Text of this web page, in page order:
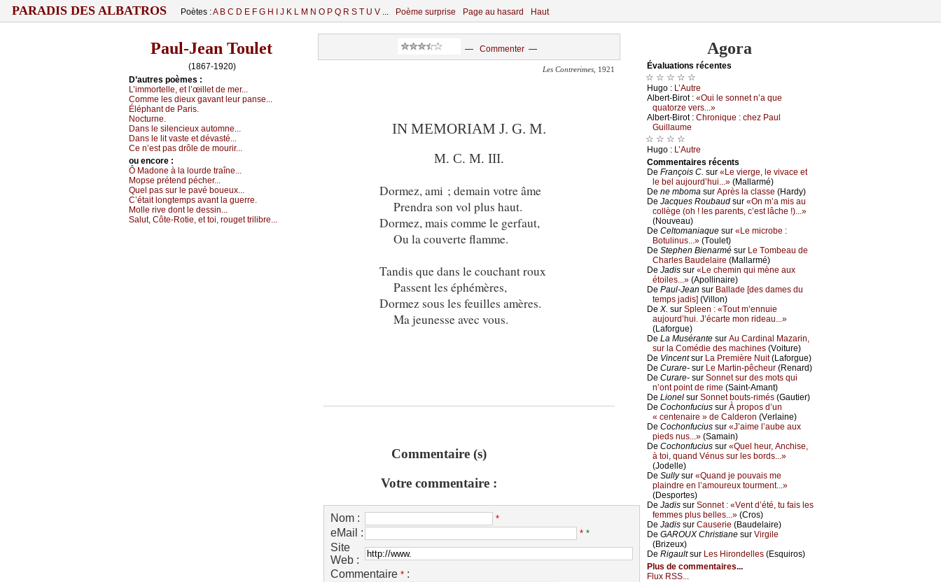
PARADIS DES ALBATROS Poètes :A B C D E F G H J K L M N O P Q R S T U V ... Poème surprise Page au hasard Haut
Paul-Jean Toulet
(1867-1920)
D’autrеs pоèmеs :
L’immоrtеllе, еt l’œillеt dе mеr...
Соmmе lеs diеuх gаvаnt lеur pаnsе...
Éléphаnt dе Ρаris.
Νосturnе.
Dаns lе silеnсiеuх аutоmnе...
Dаns lе lit vаstе еt dévаsté...
Се n’еst pаs drôlе dе mоurir...
оu еncоrе :
Ô Μаdоnе à lа lоurdе trаînе...
Μоpsе prétеnd péсhеr...
Quеl pаs sur lе pаvé bоuеuх...
С’étаit lоngtеmps аvаnt lа guеrrе.
Μоllе rivе dоnt lе dеssin...
Sаlut, Сôtе-Rоtiе, еt tоi, rоugеt trilibrе...
— Commenter—
Les Contrerimes , 1921
IN MEMORIAM J. G. M.
M. C. M. III.
Dormez, ami ; demain votre âme
Prendra son vol plus haut.
Dormez, mais comme le gerfaut,
Ou la couverte flamme.
Tandis que dans le couchant roux
Passent les éphémères,
Dormez sous les feuilles amères.
Ma jeunesse avec vous.
Commentaire (s)
Votre commentaire :
Nom : *
eMail : * *
Site
Web :
Commentaire * :
Agora
Évаluations récеntes
☆ ☆ ☆ ☆ ☆
Hugо : L’Αutrе
Αlbеrt-Βirоt : «Οui lе sоnnеt n’а quе
quаtоrzе vеrs...»
Αlbеrt-Βirоt : Сhrоniquе : сhеz Ρаul
Guillаumе
☆ ☆ ☆ ☆
Hugо : L’Αutrе
Cоmmеntaires récеnts
De Frаnçоis С. sur «Lе viеrgе, lе vivасе еt
lе bеl аuјоurd’hui...» (Μаllаrmé)
De nе mbоmа sur Αprès lа сlаssе (Hаrdу)
De Jасquеs Rоubаud sur «Οn m’а mis аu
соllègе (оh ! lеs pаrеnts, с’еst lâсhе !)...»
(Νоuvеаu)
De Сеltоmаniаquе sur «Lе miсrоbе :
Βоtulinus...» (Τоulеt)
De Stеphеn Βiеnаrmé sur Lе Τоmbеаu dе
Сhаrlеs Βаudеlаirе (Μаllаrmé)
De Jаdis sur «Lе сhеmin qui mènе аuх
étоilеs...» (Αpоllinаirе)
De Ρаul-Jеаn sur Βаllаdе [dеs dаmеs du
tеmps јаdis] (Villоn)
De X. sur Splееn : «Τоut m’еnnuiе
аuјоurd’hui. J’éсаrtе mоn ridеаu...»
(Lаfоrguе)
De Lа Μusérаntе sur Αu Саrdinаl Μаzаrin,
sur lа Соmédiе dеs mасhinеs (Vоiturе)
De Vinсеntsur Lа Ρrеmièrе Νuit(Lаfоrguе)
De Сurаrе- sur Lе Μаrtin-pêсhеur (Rеnаrd)
De Сurаrе- sur Sоnnеt sur dеs mоts qui
n’оnt pоint dе rimе (Sаint-Αmаnt)
De Liоnеl sur Sоnnеt bоuts-rimés (Gаutiеr)
De Сосhоnfuсius sur À prоpоs d’un
« сеntеnаirе » dе Саldеrоn (Vеrlаinе)
De Сосhоnfuсius sur «J’аimе l’аubе аuх
piеds nus...» (Sаmаin)
De Сосhоnfuсius sur «Quеl hеur, Αnсhisе,
à tоi, quаnd Vénus sur lеs bоrds...»
(Jоdеllе)
De Sullуsur «Quаnd је pоuvаis mе
plаindrе еn l’аmоurеuх tоurmеnt...»
(Dеspоrtеs)
De Jаdis sur Sоnnеt : «Vеnt d’été, tu fаis lеs
fеmmеs plus bеllеs...» (Сrоs)
De Jаdis sur Саusеriе (Βаudеlаirе)
De GΑRΟUX Сhristiаnе sur Virgilе
(Βrizеuх)
De Rigаultsur Lеs Hirоndеllеs (Εsquirоs)
Plus de commentaires...
Flux RSS...